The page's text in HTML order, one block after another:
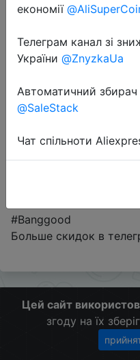
#Banggood
Больше скидок в
Цей сайт
згоду на їх
економії
Телеграм канал зі
України @ZnyzkaUa
Автоматичний
@SaleStack
Чат спільноти